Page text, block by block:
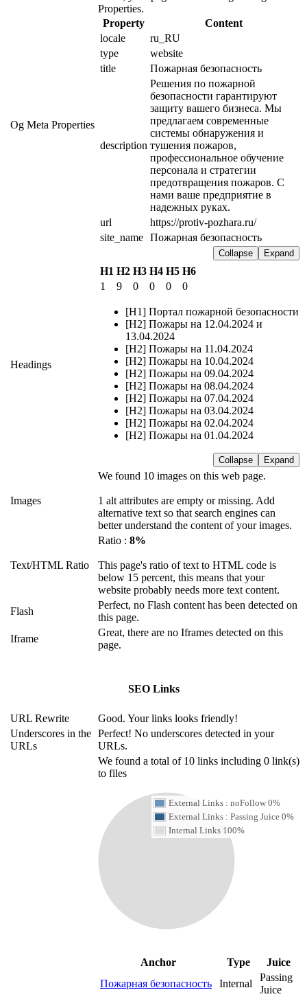
Og Meta Properties
Properties.
Property
Content
locale
ru_RU
type
website
title
Пожарная безопасность
description
Решения по пожарной
безопасности гарантируют
защиту вашего бизнеса. Мы
предлагаем современные
системы обнаружения и
тушения пожаров,
профессиональное обучение
персонала и стратегии
предотвращения пожаров. С
нами ваше предприятие в
надежных руках.
url
https://protiv-pozhara.ru/
site_name Пожарная безопасность
Expand
Collapse
Headings
H1 H2 H3 H4 H5 H6
1
9 0 0 0 0
[H1] Портал пожарной безопасности
[H2] Пожары на 12.04.2024 и
13.04.2024
[H2] Пожары на 11.04.2024
[H2] Пожары на 10.04.2024
[H2] Пожары на 09.04.2024
[H2] Пожары на 08.04.2024
[H2] Пожары на 07.04.2024
[H2] Пожары на 03.04.2024
[H2] Пожары на 02.04.2024
[H2] Пожары на 01.04.2024
Expand
Collapse
Images
We found 10 images on this web page.
1 alt attributes are empty or missing. Add
alternative text so that search engines can
better understand the content of your images.
Text/HTML Ratio
Ratio : 8%
This page's ratio of text to HTML code is
below 15 percent, this means that your
website probably needs more text content.
Flash
Perfect, no Flash content has been detected on
this page.
Iframe
Great, there are no Iframes detected on this
page.
SEO Links
URL Rewrite
Good. Your links looks friendly!
Underscores in the
URLs
Perfect! No underscores detected in your
URLs.
We found a total of 10 links including 0 link(s)
to files
External Links : noFollow 0%
External Links : Passing Juice 0%
Internal Links 100%
Anchor Type
Juice
Пожарная безопасность
Internal
Passing
Juice